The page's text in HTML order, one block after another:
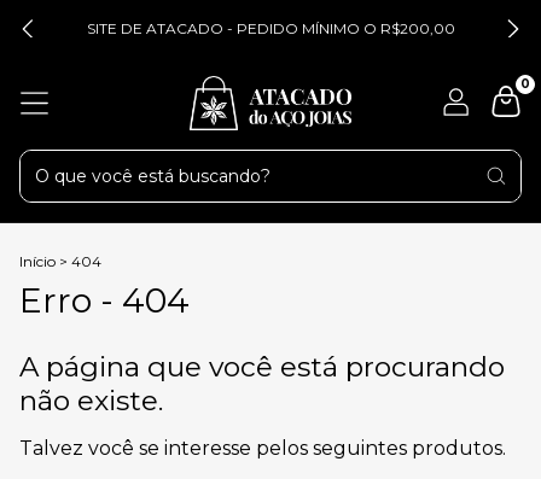
SITE DE ATACADO - PEDIDO MÍNIMO O R$200,00
0
Início > 404
Erro - 404
A página que você está procurando
não existe.
Talvez você se interesse pelos seguintes produtos.